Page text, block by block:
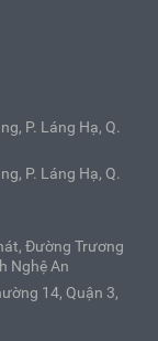
P. Láng Hạ, Q.
P. Láng Hạ, Q.
Đường Trương
Nghệ An
14, Quận 3,